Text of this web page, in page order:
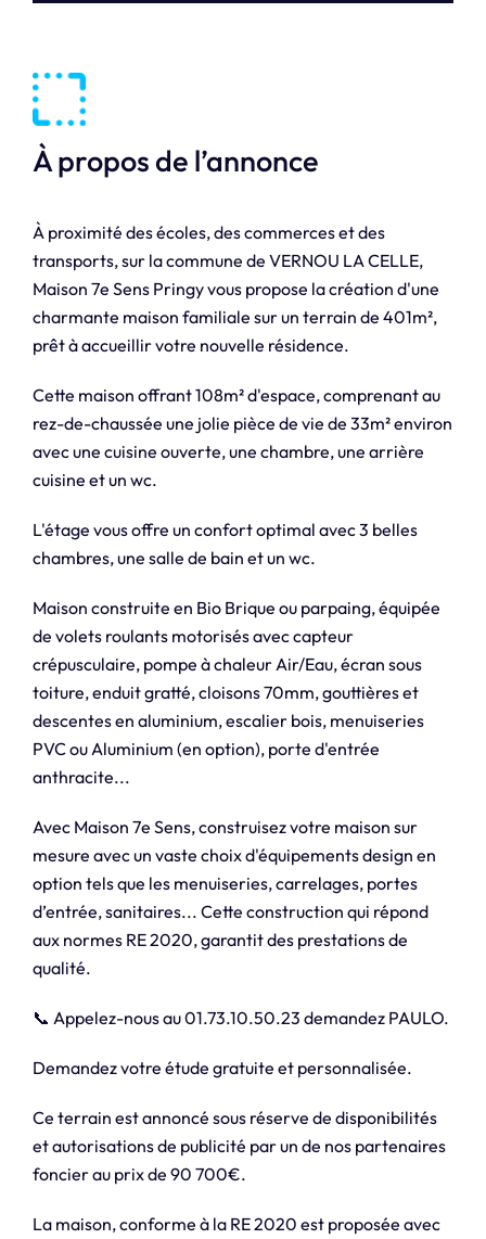
À propos de l’annonce
À proximité des écoles, des commerces et des
transports, sur la commune de VERNOU LA CELLE,
Maison 7e Sens Pringy vous propose la création d'une
charmante maison familiale sur un terrain de 401m²,
prêt à accueillir votre nouvelle résidence.
Cette maison offrant 108m² d'espace, comprenant au
rez-de-chaussée une jolie pièce de vie de 33m² environ
avec une cuisine ouverte, une chambre, une arrière
cuisine et un wc.
L'étage vous offre un confort optimal avec 3 belles
chambres, une salle de bain et un wc.
Maison construite en Bio Brique ou parpaing, équipée
de volets roulants motorisés avec capteur
crépusculaire, pompe à chaleur Air/Eau, écran sous
toiture, enduit gratté, cloisons 70mm, gouttières et
descentes en aluminium, escalier bois, menuiseries
PVC ou Aluminium (en option), porte d'entrée
anthracite...
Avec Maison 7e Sens, construisez votre maison sur
mesure avec un vaste choix d'équipements design en
option tels que les menuiseries, carrelages, portes
d’entrée, sanitaires... Cette construction qui répond
aux normes RE 2020, garantit des prestations de
qualité.
📞 Appelez-nous au 01.73.10.50.23 demandez PAULO.
Demandez votre étude gratuite et personnalisée.
Ce terrain est annoncé sous réserve de disponibilités
et autorisations de publicité par un de nos partenaires
foncier au prix de 90 700€.
La maison, conforme à la RE 2020 est proposée avec